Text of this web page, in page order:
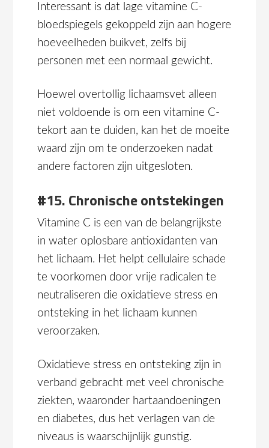
Interessant is dat lage vitamine C-
bloedspiegels gekoppeld zijn aan hogere
hoeveelheden buikvet, zelfs bij
personen met een normaal gewicht.
Hoewel overtollig lichaamsvet alleen
niet voldoende is om een vitamine C-
tekort aan te duiden, kan het de moeite
waard zijn om te onderzoeken nadat
andere factoren zijn uitgesloten.
#15. Chronische ontstekingen
Vitamine C is een van de belangrijkste
in water oplosbare antioxidanten van
het lichaam. Het helpt cellulaire schade
te voorkomen door vrije radicalen te
neutraliseren die oxidatieve stress en
ontsteking in het lichaam kunnen
veroorzaken.
Oxidatieve stress en ontsteking zijn in
verband gebracht met veel chronische
ziekten, waaronder hartaandoeningen
en diabetes, dus het verlagen van de
niveaus is waarschijnlijk gunstig.